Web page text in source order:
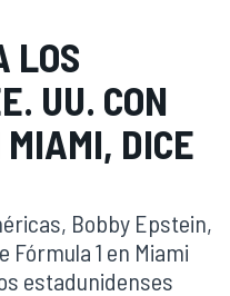
LOS
UU. CON
DICE
Bobby Epstein,
Fórmula 1 en Miami
estadunidenses